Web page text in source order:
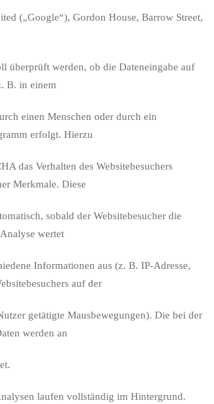
(„Google“), Gordon House, Barrow Street,
überprüft werden, ob die Dateneingabe auf
B. in einem
einen Menschen oder durch ein
erfolgt. Hierzu
das Verhalten des Websitebesuchers
Merkmale. Diese
sobald der Websitebesucher die
wertet
Informationen aus (z. B. IP-Adresse,
auf der
getätigte Mausbewegungen). Die bei der
werden an
laufen vollständig im Hintergrund.